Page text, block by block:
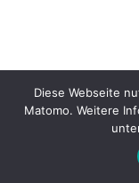
Diese Webseite
Matomo. Weitere